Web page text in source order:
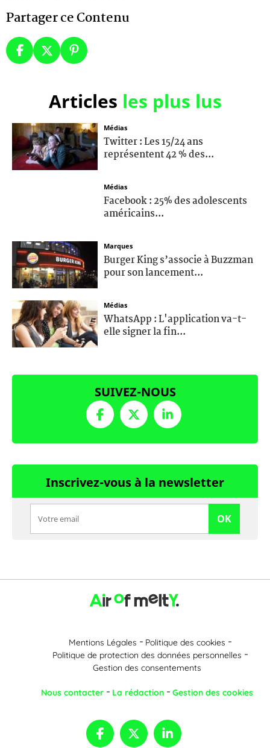
Partager ce Contenu
Articles les plus lus
Médias
Twitter : Les 15/24 ans
représentent 42 % des...
Médias
Facebook : 25% des adolescents
américains...
Marques
Burger King s’associe à Buzzman
pour son lancement...
Médias
WhatsApp : L'application va-t-
elle signer la fin...
SUIVEZ-NOUS
Inscrivez-vous à la newsletter
OK
Mentions Légales
Politique des cookies
Politique de protection des données personnelles
Gestion des consentements
Nous contacter La rédaction Gestion des cookies